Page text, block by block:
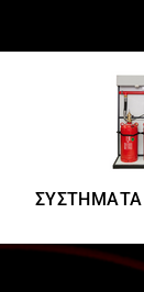
ΣΥΣΤΗΜΑΤΑ